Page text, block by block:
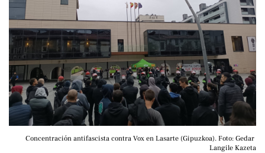
Concentración antifascista contra Vox en Lasarte (Gipuzkoa). Foto: Gedar
Langile Kazeta